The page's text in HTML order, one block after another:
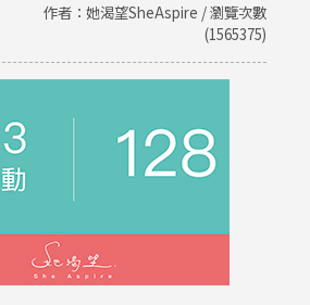
作者：她渴望SheAspire / 瀏覽次數
(1565375)